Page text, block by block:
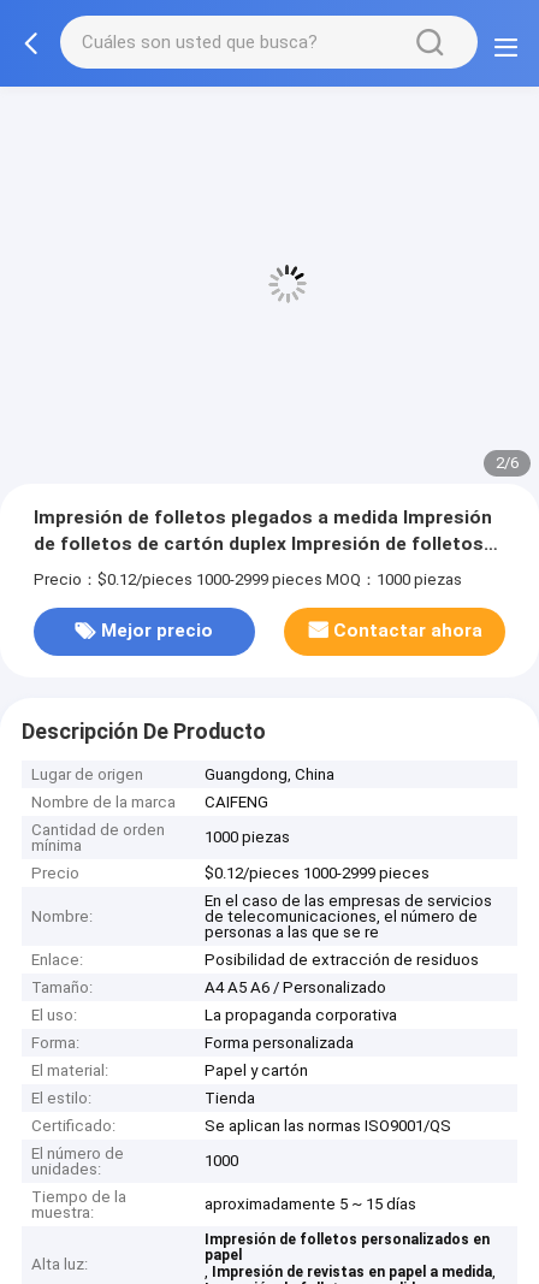
3/6
Impresión de folletos plegados a medida Impresión
de folletos de cartón duplex Impresión de folletos
de papel offset Impresión de folletos
Precio：$0.12/pieces 1000-2999 pieces MOQ：1000 piezas
Mejor precio Contactar ahora
Descripción De Producto
Lugar de origen
Guangdong, China
Nombre de la marca
CAIFENG
Cantidad de orden
mínima
1000 piezas
Precio
$0.12/pieces 1000-2999 pieces
Nombre:
En el caso de las empresas de servicios
de telecomunicaciones, el número de
personas a las que se re
Enlace:
Posibilidad de extracción de residuos
Tamaño:
A4 A5 A6 / Personalizado
El uso:
La propaganda corporativa
Forma:
Forma personalizada
El material:
Papel y cartón
El estilo:
Tienda
Certificado:
Se aplican las normas ISO9001/QS
El número de
unidades:
1000
Tiempo de la
muestra:
aproximadamente 5 ~ 15 días
Alta luz:
Impresión de folletos personalizados en
papel
, Impresión de revistas en papel a medida,